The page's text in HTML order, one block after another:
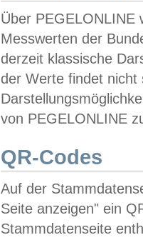
Über PEGELONLINE
Messwerten der
derzeit klassische
der Werte findet
von PEGELONLINE
QR-Codes
Auf der
Seite anzeigen" ein
Stammdatenseite